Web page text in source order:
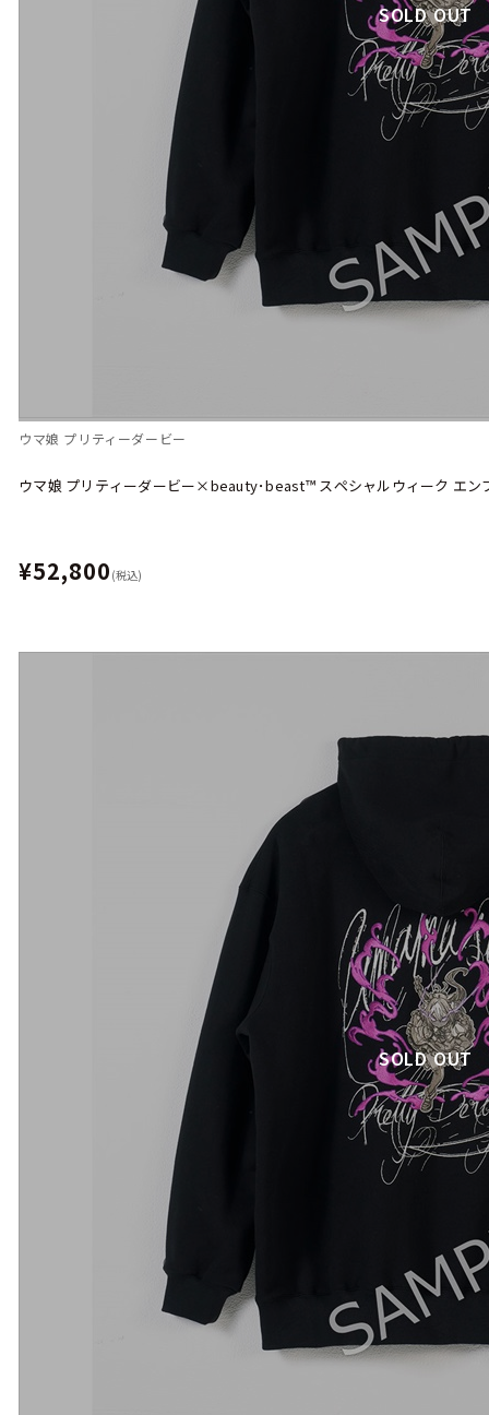
SOLD OUT
ウマ娘 プリティーダービー
ウマ娘 プリティーダービー×beauty･beast™︎ スペシャルウィーク エン
¥52,800 (税込)
SOLD OUT